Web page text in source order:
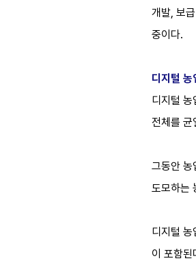
개발, 보
중이다.
디지털 농
디지털
전체를 균
그동안
도모하는
디지털
이 포함